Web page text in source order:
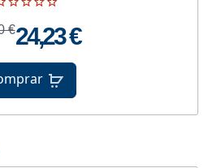
€24,23 €